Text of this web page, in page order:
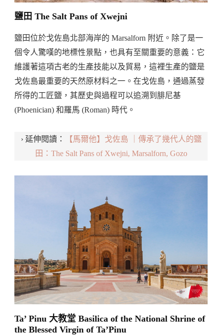
鹽田 The Salt Pans of Xwejni
鹽田位於戈佐島北部海岸的 Marsalforn 附近。除了是一
個令人驚嘆的地標性景點，也具有至關重要的意義：它
維護著這項古老的生產技能以及貿易，這裡生產的鹽是
戈佐島最重要的天然原材料之一。在戈佐島，通過蒸發
所得的工匠鹽，其歷史與過程可以追溯到腓尼基
(Phoenician) 和羅馬 (Roman) 時代。
› 延伸閱讀：
【馬爾他】戈佐島 ｜傳承了幾代人的鹽
田：The Salt Pans of Xwejni, Marsalforn, Gozo
Ta’ Pinu 大教堂 Basilica of the National Shrine of
the Blessed Virgin of Ta’Pinu